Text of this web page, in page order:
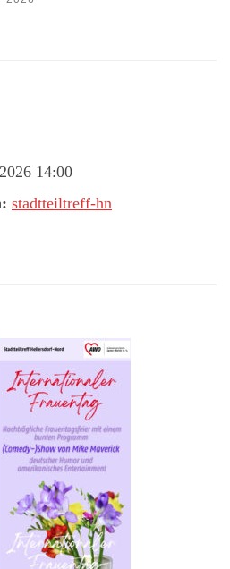
14:00
stadtteiltreff-hn